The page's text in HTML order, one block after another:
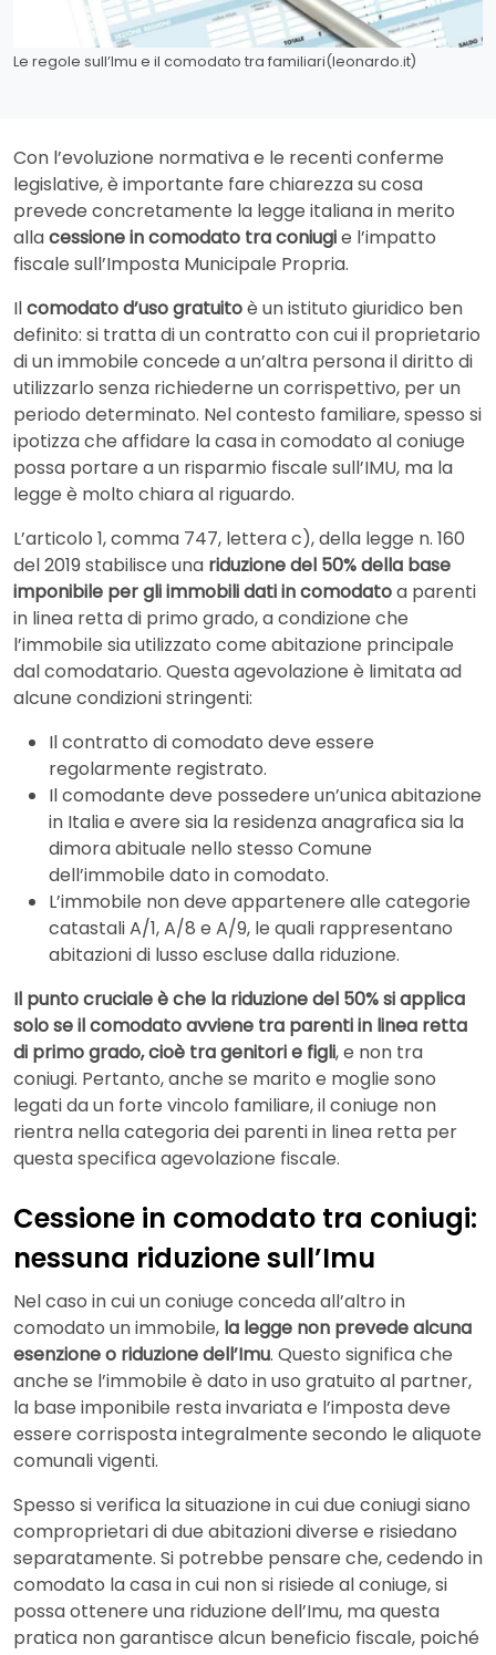
Le regole sull’Imu e il comodato tra familiari(leonardo.it)
Con l’evoluzione normativa e le recenti conferme
legislative, è importante fare chiarezza su cosa
prevede concretamente la legge italiana in merito
allacessione in comodato tra coniugie l’impatto
fiscale sull’Imposta Municipale Propria.
Ilcomodato d’uso gratuitoè un istituto giuridico ben
definito: si tratta di un contratto con cui il proprietario
di un immobile concede a un’altra persona il diritto di
utilizzarlo senza richiederne un corrispettivo, per un
periodo determinato. Nel contesto familiare, spesso si
ipotizza che affidare la casa in comodato al coniuge
possa portare a un risparmio fiscale sull’IMU, ma la
legge è molto chiara al riguardo.
L’articolo 1, comma 747, lettera c), della legge n. 160
del 2019 stabilisce una riduzione del 50% della base
imponibile per gli immobili dati in comodatoa parenti
in linea retta di primo grado, a condizione che
l’immobile sia utilizzato come abitazione principale
dal comodatario. Questa agevolazione è limitata ad
alcune condizioni stringenti:
Il contratto di comodato deve essere
regolarmente registrato.
Il comodante deve possedere un’unica abitazione
in Italia e avere sia la residenza anagrafica sia la
dimora abituale nello stesso Comune
dell’immobile dato in comodato.
L’immobile non deve appartenere alle categorie
catastali A/1, A/8 e A/9, le quali rappresentano
abitazioni di lusso escluse dalla riduzione.
Il punto cruciale è che la riduzione del 50% si applica
solo se il comodato avviene tra parenti in linea retta
di primo grado, cioè tra genitori e figli, e non tra
coniugi. Pertanto, anche se marito e moglie sono
legati da un forte vincolo familiare, il coniuge non
rientra nella categoria dei parenti in linea retta per
questa specifica agevolazione fiscale.
Cessione in comodato tra coniugi:
nessuna riduzione sull’Imu
Nel caso in cui un coniuge conceda all’altro in
comodato un immobile, la legge non prevede alcuna
esenzione o riduzione dell’Imu. Questo significa che
anche se l’immobile è dato in uso gratuito al partner,
la base imponibile resta invariata e l’imposta deve
essere corrisposta integralmente secondo le aliquote
comunali vigenti.
Spesso si verifica la situazione in cui due coniugi siano
comproprietari di due abitazioni diverse e risiedano
separatamente. Si potrebbe pensare che, cedendo in
comodato la casa in cui non si risiede al coniuge, si
possa ottenere una riduzione dell’Imu, ma questa
pratica non garantisce alcun beneficio fiscale, poiché